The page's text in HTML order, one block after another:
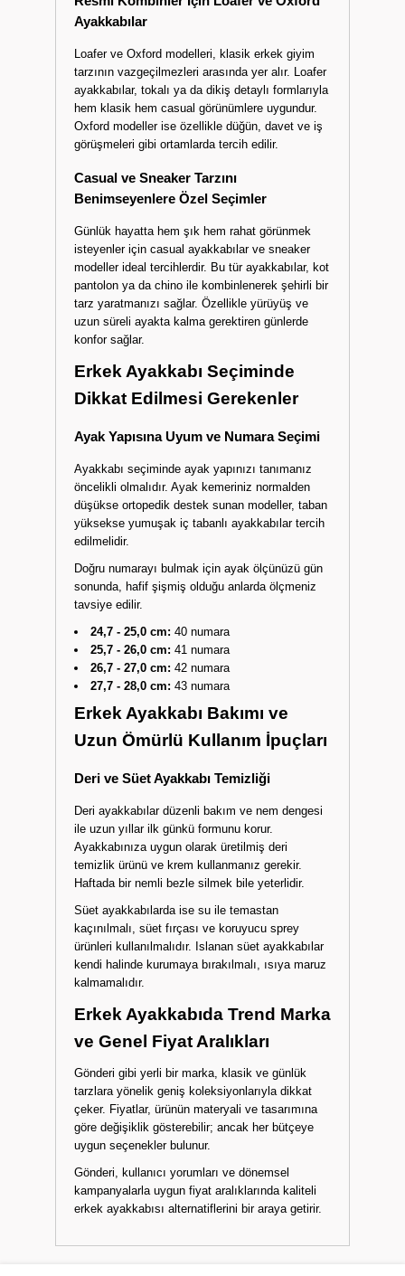
Tarza Göre Erkek Ayakkabı
Resmi Kombinler İçin Loafer ve Oxford
Ayakkabılar
Loafer ve Oxford modelleri, klasik erkek giyim
tarzının vazgeçilmezleri arasında yer alır. Loafer
hem klasik hem casual görünümlere uygundur.
Oxford modeller ise özellikle düğün, davet ve iş
Casual ve Sneaker Tarzını
Benimseyenlere Özel Seçimler
Günlük hayatta hem şık hem rahat görünmek
isteyenler için casual ayakkabılar ve sneaker
modeller ideal tercihlerdir. Bu tür ayakkabılar, kot
tarz yaratmanızı sağlar. Özellikle yürüyüş ve
uzun süreli ayakta kalma gerektiren günlerde
Erkek Ayakkabı Seçiminde
Dikkat Edilmesi Gerekenler
Ayak Yapısına Uyum ve Numara Seçimi
Ayakkabı seçiminde ayak yapınızı tanımanız
öncelikli olmalıdır. Ayak kemeriniz normalden
düşükse ortopedik destek sunan modeller, taban
yüksekse yumuşak iç tabanlı ayakkabılar tercih
Doğru numarayı bulmak için ayak ölçünüzü gün
sonunda, hafif şişmiş olduğu anlarda ölçmeniz
tavsiye edilir.
24,7 - 25,0 cm:40 numara
25,7 - 26,0 cm:
26,7 - 27,0 cm:42 numara
Erkek Ayakkabı Bakımı ve
Uzun Ömürlü Kullanım İpuçları
Deri ve Süet Ayakkabı Temizliği
Deri ayakkabılar düzenli bakım ve nem dengesi
ile uzun yıllar ilk günkü formunu korur.
Ayakkabınıza uygun olarak üretilmiş deri
temizlik ürünü ve krem kullanmanız gerekir.
Haftada bir nemli bezle silmek bile yeterlidir.
Süet ayakkabılarda ise su ile temastan
ürünleri kullanılmalıdır. Islanan süet ayakkabılar
kendi halinde kurumaya bırakılmalı, ısıya maruz
Erkek Ayakkabıda Trend Marka
ve Genel Fiyat Aralıkları
Gönderi gibi yerli bir marka, klasik ve günlük
tarzlara yönelik geniş koleksiyonlarıyla dikkat
çeker. Fiyatlar, ürünün materyali ve tasarımına
göre değişiklik gösterebilir; ancak her bütçeye
Gönderi, kullanıcı yorumları ve dönemsel